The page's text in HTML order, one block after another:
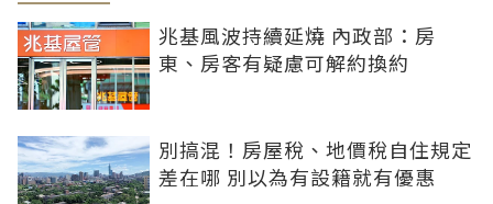
兆基風波持續延燒 內政部：房
東、房客有疑慮可解約換約
別搞混！房屋稅、地價稅自住規定
差在哪 別以為有設籍就有優惠